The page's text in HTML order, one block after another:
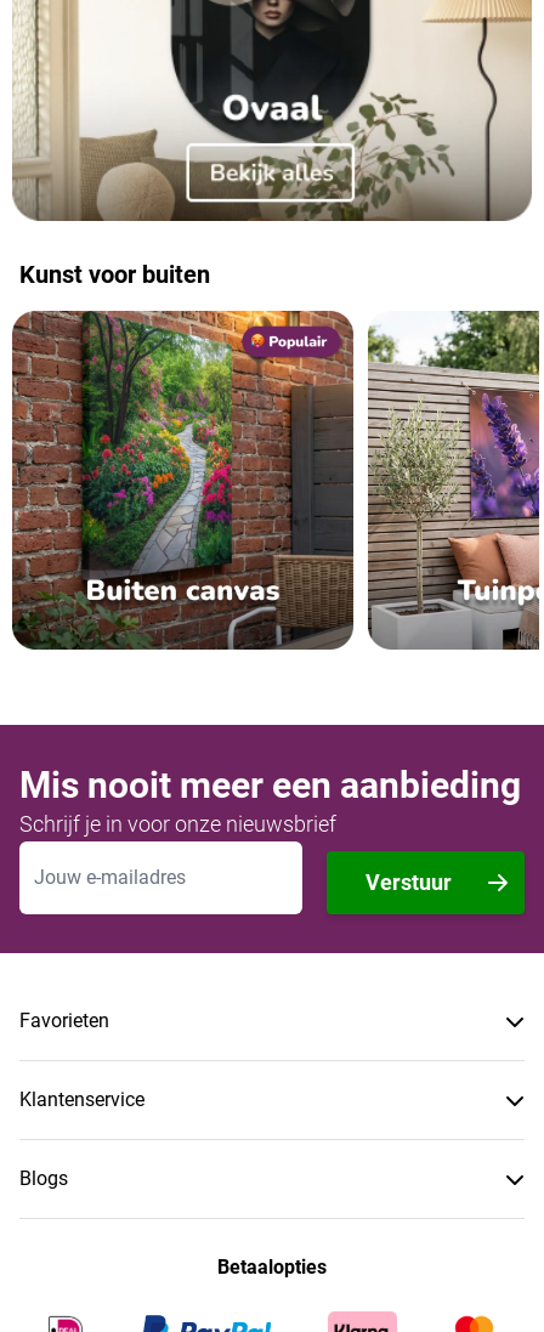
Kunst voor buiten
Mis nooit meer een aanbieding
Schrijf je in voor onze nieuwsbrief
E-mailadres
Verstuur
Favorieten
Klantenservice
Blogs
Betaalopties